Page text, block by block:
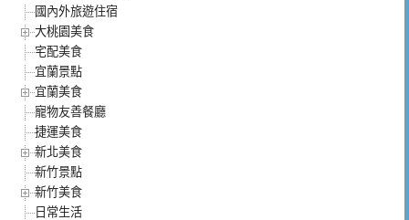
國內外旅遊住宿
大桃園美食
宅配美食
宜蘭景點
宜蘭美食
寵物友善餐廳
捷運美食
新北美食
新竹景點
新竹美食
日常生活